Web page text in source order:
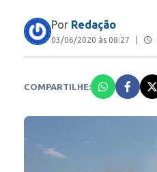
Por Redação
03/06/2020 às 08:27
COMPARTILHE: